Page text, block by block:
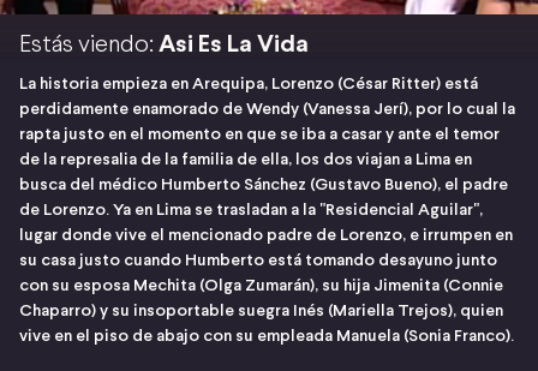
Estás viendo: Asi Es La Vida
La historia empieza en Arequipa, Lorenzo (César Ritter) está
perdidamente enamorado de Wendy (Vanessa Jerí), por lo cual la
rapta justo en el momento en que se iba a casar y ante el temor
de la represalia de la familia de ella, los dos viajan a Lima en
busca del médico Humberto Sánchez (Gustavo Bueno), el padre
de Lorenzo. Ya en Lima se trasladan a la "Residencial Aguilar",
lugar donde vive el mencionado padre de Lorenzo, e irrumpen en
su casa justo cuando Humberto está tomando desayuno junto
con su esposa Mechita (Olga Zumarán), su hija Jimenita (Connie
Chaparro) y su insoportable suegra Inés (Mariella Trejos), quien
vive en el piso de abajo con su empleada Manuela (Sonia Franco).